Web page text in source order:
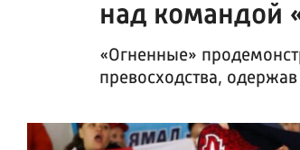
над командой
«Огненные»
превосходства,